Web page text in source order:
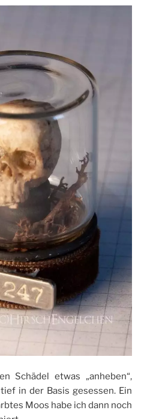
Schädel etwas „anheben“,
in der Basis gesessen. Ein
Moos habe ich dann noch